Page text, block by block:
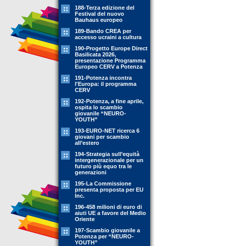
188-Terza edizione del
Festival del nuovo
Bauhaus europeo
189-Bando CREA per
accesso ucraini a cultura
190-Progetto Europe Direct
Basilicata 2026,
presentazione Programma
Europeo CERV a Potenza
191-Potenza incontra
l'Europa: il programma
CERV
192-Potenza, a fine aprile,
ospita lo scambio
giovanile “NEURO-
YOUTH”
193-EURO-NET ricerca 6
giovani per scambio
all’estero
194-Strategia sull’equità
intergenerazionale per un
futuro più equo tra le
generazioni
195-La Commissione
presenta proposta per EU
Inc.
196-458 milioni di euro di
aiuti UE a favore del Medio
Oriente
197-Scambio giovanile a
Potenza per “NEURO-
YOUTH”